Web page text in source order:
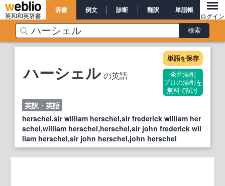
英和和英辞書
辞書 例文 診断 翻訳 単語帳
ログイン
ハーシェル の英語
単語を保存
発音添削
プロの添削を
無料で試す
英訳・英語
herschel,sir william herschel,sir frederick william her
schel,william herschel,herschel,sir john frederick wil
liam herschel,sir john herschel,john herschel